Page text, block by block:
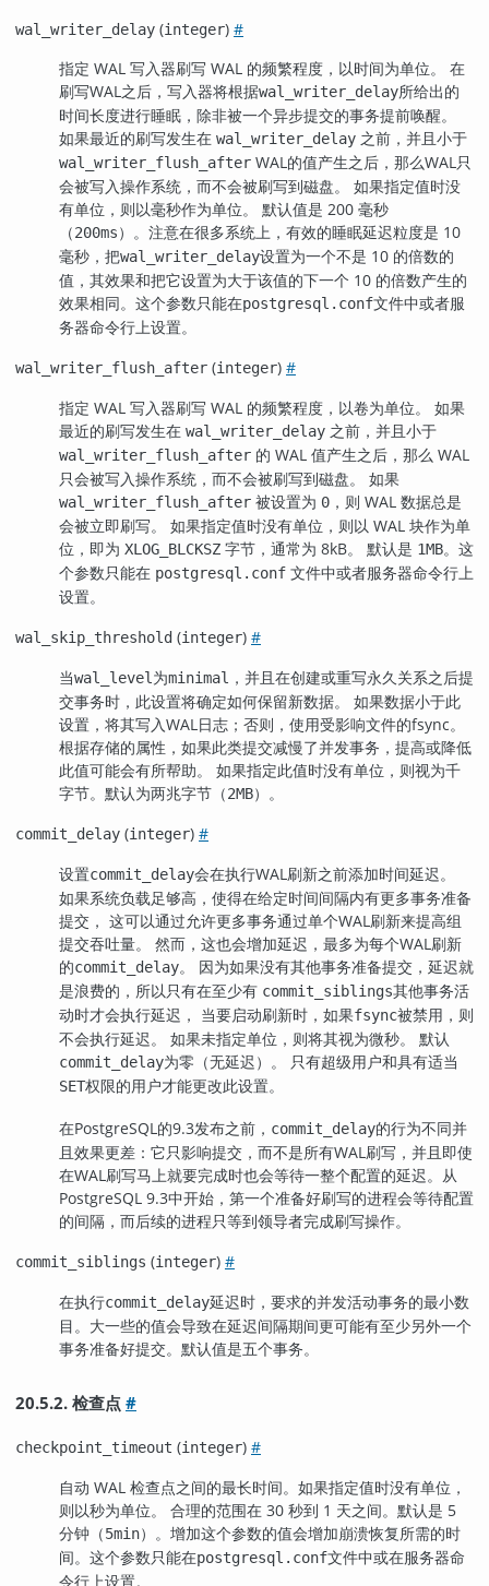
wal_writer_delay (integer) #
指定 WAL 写入器刷写 WAL 的频繁程度，以时间为单位。 在
刷写WAL之后，写入器将根据wal_writer_delay所给出的
时间长度进行睡眠，除非被一个异步提交的事务提前唤醒。
如果最近的刷写发生在 wal_writer_delay 之前，并且小于
wal_writer_flush_after WAL的值产生之后，那么WAL只
会被写入操作系统，而不会被刷写到磁盘。 如果指定值时没
有单位，则以毫秒作为单位。 默认值是 200 毫秒
（200ms）。注意在很多系统上，有效的睡眠延迟粒度是 10
毫秒，把wal_writer_delay设置为一个不是 10 的倍数的
值，其效果和把它设置为大于该值的下一个 10 的倍数产生的
效果相同。这个参数只能在postgresql.conf文件中或者服
务器命令行上设置。
wal_writer_flush_after (integer) #
指定 WAL 写入器刷写 WAL 的频繁程度，以卷为单位。 如果
最近的刷写发生在 wal_writer_delay 之前，并且小于
wal_writer_flush_after 的 WAL 值产生之后，那么 WAL
只会被写入操作系统，而不会被刷写到磁盘。 如果
wal_writer_flush_after 被设置为 0 ，则 WAL 数据总是
会被立即刷写。 如果指定值时没有单位，则以 WAL 块作为单
位，即为 XLOG_BLCKSZ 字节，通常为 8kB。 默认是 1MB。这
个参数只能在 postgresql.conf 文件中或者服务器命令行上
设置。
wal_skip_threshold (integer) #
当wal_level 为minimal ，并且在创建或重写永久关系之后提
交事务时，此设置将确定如何保留新数据。 如果数据小于此
设置，将其写入WAL日志；否则，使用受影响文件的fsync。
根据存储的属性，如果此类提交减慢了并发事务，提高或降低
此值可能会有所帮助。 如果指定此值时没有单位，则视为千
字节。默认为两兆字节（2MB）。
commit_delay (integer) #
设置commit_delay会在执行WAL刷新之前添加时间延迟。
如果系统负载足够高，使得在给定时间间隔内有更多事务准备
提交， 这可以通过允许更多事务通过单个WAL刷新来提高组
提交吞吐量。 然而，这也会增加延迟，最多为每个WAL刷新
的commit_delay。 因为如果没有其他事务准备提交，延迟就
是浪费的，所以只有在至少有 commit_siblings其他事务活
动时才会执行延迟， 当要启动刷新时，如果fsync被禁用，则
不会执行延迟。 如果未指定单位，则将其视为微秒。 默认
commit_delay为零（无延迟）。 只有超级用户和具有适当
SET权限的用户才能更改此设置。
在PostgreSQL的9.3发布之前， commit_delay的行为不同并
且效果更差：它只影响提交，而不是所有WAL刷写，并且即使
在WAL刷写马上就要完成时也会等待一整个配置的延迟。从
PostgreSQL 9.3中开始，第一个准备好刷写的进程会等待配置
的间隔，而后续的进程只等到领导者完成刷写操作。
commit_siblings (integer) #
在执行commit_delay延迟时，要求的并发活动事务的最小数
目。大一些的值会导致在延迟间隔期间更可能有至少另外一个
事务准备好提交。默认值是五个事务。
20.5.2. 检查点#
checkpoint_timeout (integer) #
自动 WAL 检查点之间的最长时间。如果指定值时没有单位，
则以秒为单位。 合理的范围在 30 秒到 1 天之间。默认是 5
分钟（5min）。增加这个参数的值会增加崩溃恢复所需的时
间。这个参数只能在postgresql.conf文件中或在服务器命
令行上设置。